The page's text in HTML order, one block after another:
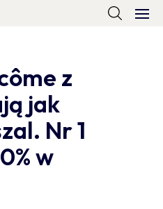
z
jak
Nr 1
w